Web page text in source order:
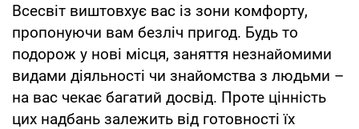
Всесвіт виштовхує вас із зони комфорту,
пропонуючи вам безліч пригод. Будь то
подорож у нові місця, заняття незнайомими
видами діяльності чи знайомства з людьми –
на вас чекає багатий досвід. Проте цінність
цих надбань залежить від готовності їх